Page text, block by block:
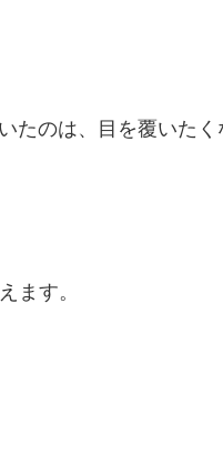
たのは、目を覆いた
ます。